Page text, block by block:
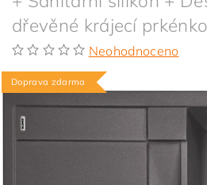
dřevěné krájecí
Neohodnoceno
Doprava zdarma